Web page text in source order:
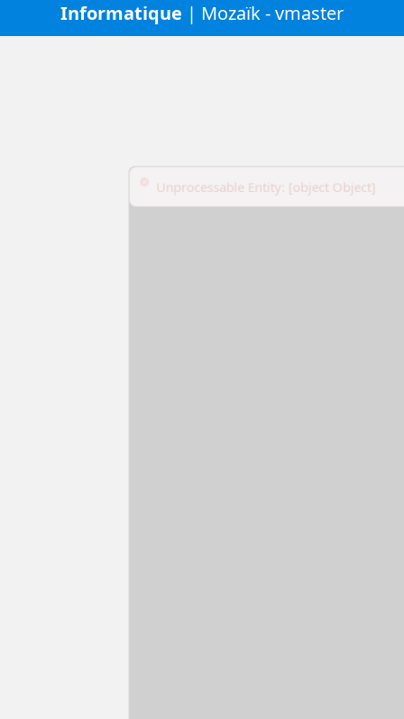
Informatique | Mozaïk - vmaster